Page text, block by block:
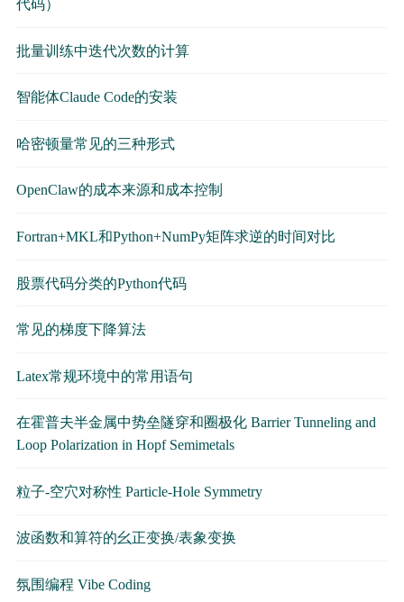
代码）
批量训练中迭代次数的计算
智能体Claude Code的安装
哈密顿量常见的三种形式
OpenClaw的成本来源和成本控制
Fortran+MKL和Python+NumPy矩阵求逆的时间对比
股票代码分类的Python代码
常见的梯度下降算法
Latex常规环境中的常用语句
在霍普夫半金属中势垒隧穿和圈极化 Barrier Tunneling and
Loop Polarization in Hopf Semimetals
粒子-空穴对称性 Particle-Hole Symmetry
波函数和算符的幺正变换/表象变换
氛围编程 Vibe Coding